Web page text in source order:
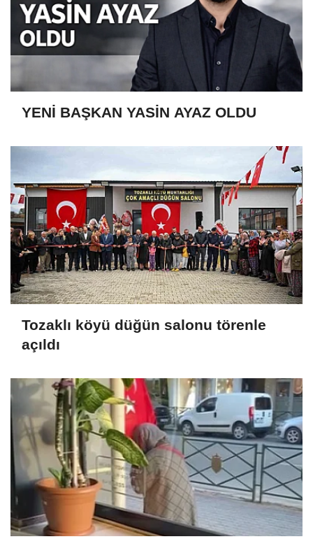
YENİ BAŞKAN YASİN AYAZ OLDU
Tozaklı köyü düğün salonu törenle
açıldı